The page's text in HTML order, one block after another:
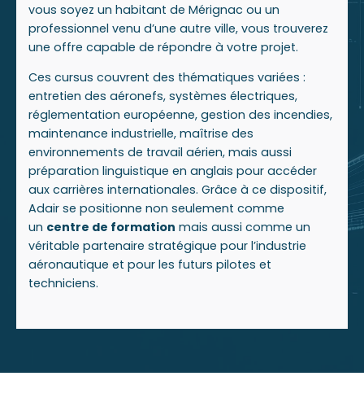
vous soyez un habitant de Mérignac ou un
professionnel venu d’une autre ville, vous trouverez
une offre capable de répondre à votre projet.
Ces cursus couvrent des thématiques variées :
entretien des aéronefs, systèmes électriques,
réglementation européenne, gestion des incendies,
maintenance industrielle, maîtrise des
environnements de travail aérien, mais aussi
préparation linguistique en anglais pour accéder
aux carrières internationales. Grâce à ce dispositif,
Adair se positionne non seulement comme
un centre de formation mais aussi comme un
véritable partenaire stratégique pour l’industrie
aéronautique et pour les futurs pilotes et
techniciens.